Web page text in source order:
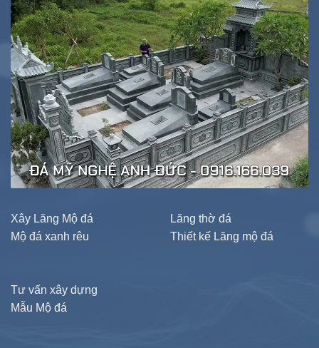
Xây Lăng Mộ đá
Mộ đá xanh rêu
Lăng thờ đá
Thiết kế Lăng mộ đá
Tư vấn xây dựng
Mẫu Mộ đá